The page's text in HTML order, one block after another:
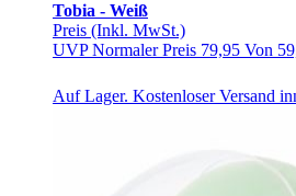
Tobia - Weiß
Preis (Inkl. MwSt.)
UVPNormaler Preis 79,95 Von
Auf Lager. Kostenloser Versand